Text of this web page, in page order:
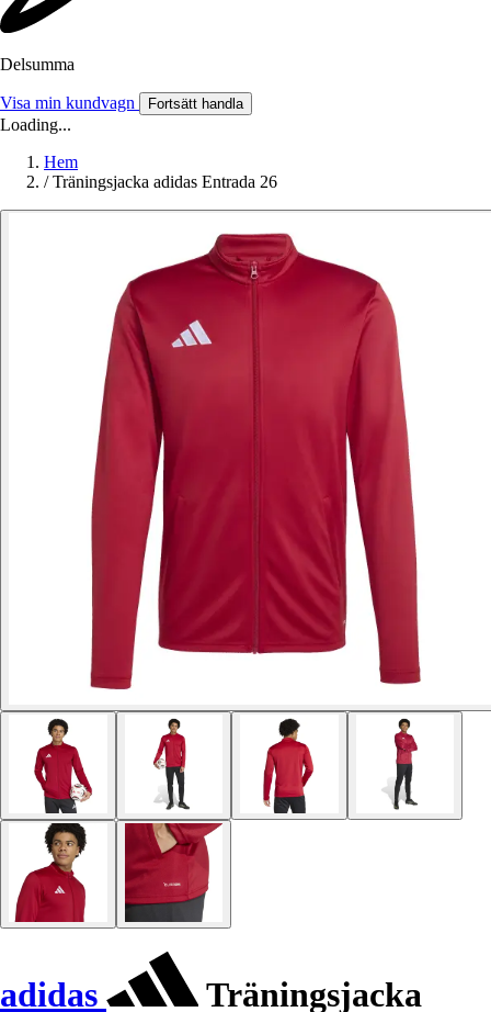
Delsumma
Visa min kundvagn Fortsätt handla
Loading...
Hem
/ Träningsjacka adidas Entrada 26
adidas
Träningsjacka